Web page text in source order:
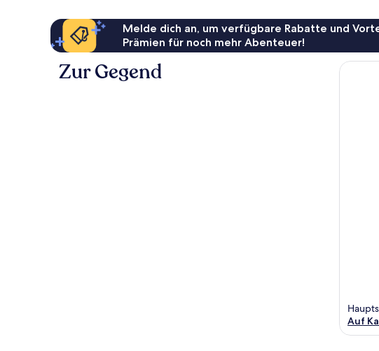
Melde dich an, um verfügbare Rabatte und
Prämien für noch mehr Abenteuer!
Zur Gegend
Auf